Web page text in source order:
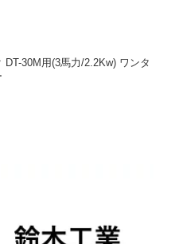
30M用(3馬力/2.2Kw) ワンタ